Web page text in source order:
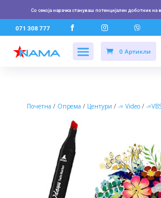
Со секоја нарачка стануваш потенцијален доботник на
071 308 777   
0 Артикли
Почетна / Опрема / Центури / -= Video/ -